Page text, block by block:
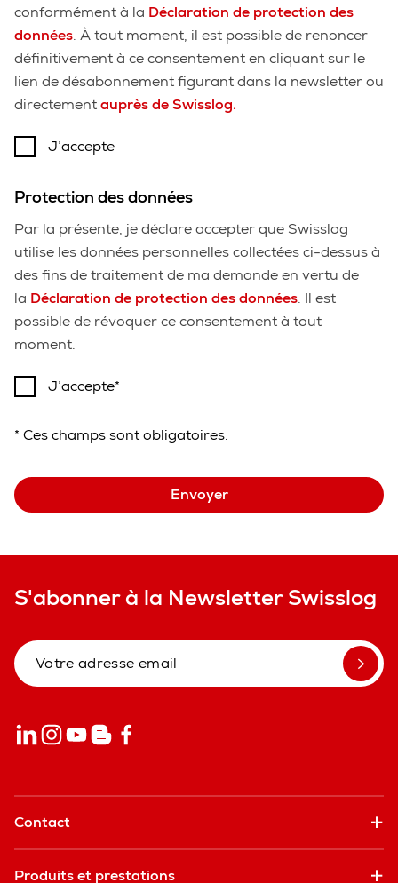
conformément à la Déclaration de protection des
données. À tout moment, il est possible de renoncer
définitivement à ce consentement en cliquant sur le
lien de désabonnement figurant dans la newsletter ou
directementauprès de Swisslog.
J’accepte
Protection des données
Par la présente, je déclare accepter que Swisslog
utilise les données personnelles collectées ci-dessus à
des fins de traitement de ma demande en vertu de
la Déclaration de protection des données. Il est
possible de révoquer ce consentement à tout
moment.
J’accepte
* Ces champs sont obligatoires.
Envoyer
S'abonner à la Newsletter Swisslog
Contact
Produits et prestations